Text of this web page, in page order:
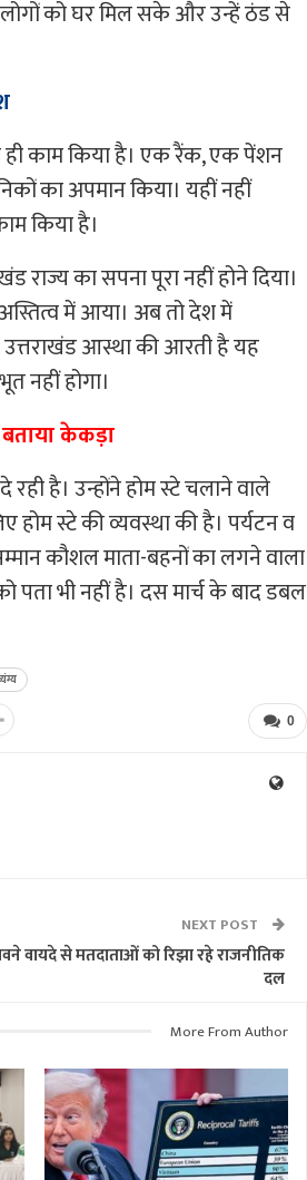
लोगों को घर मिल सके और उन्हें ठंड से
ही काम किया है। एक रैंक, एक पेंशन
का अपमान किया। यहीं नहीं
किया है।
का सपना पूरा नहीं होने दिया।
में आया। अब तो देश में
उत्तराखंड आस्था की आरती है यह
नहीं होगा।
केकड़ा
रही है। उन्होंने होम स्टे चलाने वाले
होम स्टे की व्यवस्था की है। पर्यटन व
कौशल माता-बहनों का लगने वाला
पता भी नहीं है। दस मार्च के बाद डबल
0
NEXT POST
वायदे से मतदाताओं को रिझा रहे राजनीतिक
दल
More From Author